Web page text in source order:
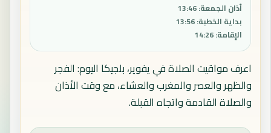
أذان الجمعة:
13:46
بداية الخطبة:
13:56
الإقامة:
14:26
اعرف مواقيت الصلاة في يفوير، بلجيكا اليوم: الفجر
والظهر والعصر والمغرب والعشاء، مع وقت الأذان
والصلاة القادمة واتجاه القبلة.